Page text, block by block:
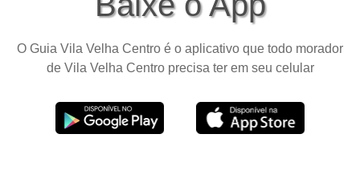
O Guia Vila Velha Centro é o aplicativo que todo morador
de Vila Velha Centro precisa ter em seu celular